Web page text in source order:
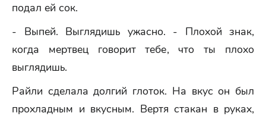
подал ей сок.
- Выпей. Выглядишь ужасно. - Плохой знак,
когда мертвец говорит тебе, что ты плохо
выглядишь.
Райли сделала долгий глоток. На вкус он был
прохладным и вкусным. Вертя стакан в руках,